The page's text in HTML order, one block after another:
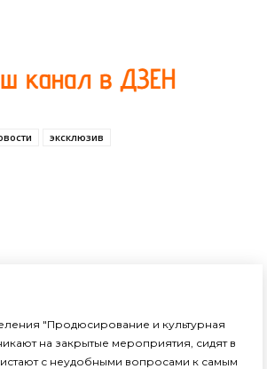
эксклюзив
"Продюсирование и культурная
на закрытые мероприятия, сидят в
с неудобными вопросами к самым